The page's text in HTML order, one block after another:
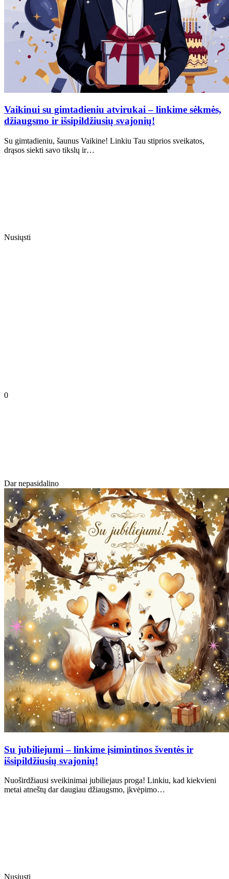
Vaikinui su gimtadieniu atvirukai – linkime sėkmės,
džiaugsmo ir išsipildžiusių svajonių!
Su gimtadieniu, šaunus Vaikine! Linkiu Tau stiprios sveikatos,
drąsos siekti savo tikslų ir…
Nusiųsti
0
Dar nepasidalino
Su jubiliejumi – linkime įsimintinos šventės ir
išsipildžiusių svajonių!
Nuoširdžiausi sveikinimai jubiliejaus proga! Linkiu, kad kiekvieni
metai atneštų dar daugiau džiaugsmo, įkvėpimo…
Nusiųsti